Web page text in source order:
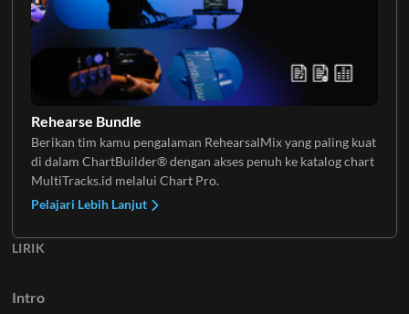
Rehearse Bundle
Berikan tim kamu pengalaman RehearsalMix yang paling kuat
di dalam ChartBuilder® dengan akses penuh ke katalog chart
MultiTracks.id melalui Chart Pro.
Pelajari Lebih Lanjut
LIRIK
Intro